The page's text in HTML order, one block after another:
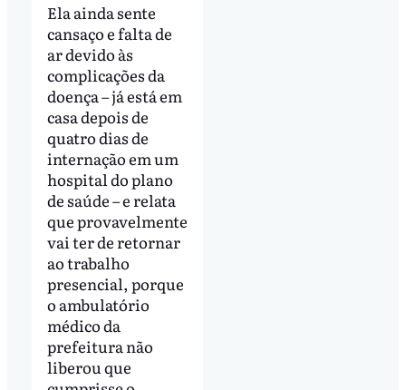
Ela ainda sente
cansaço e falta de
ar devido às
complicações da
doença – já está em
casa depois de
quatro dias de
internação em um
hospital do plano
de saúde – e relata
que provavelmente
vai ter de retornar
ao trabalho
presencial, porque
o ambulatório
médico da
prefeitura não
liberou que